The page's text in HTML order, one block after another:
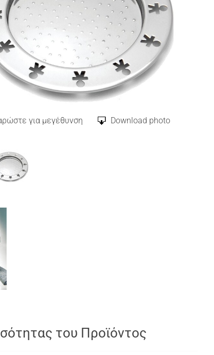
για μεγέθυνση Download photo
του Προϊόντος